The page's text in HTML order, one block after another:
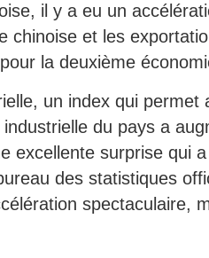
il y a eu un
chinoise et les
la deuxième
un index qui permet
industrielle du pays a
excellente surprise qui
des statistiques
spectaculaire,